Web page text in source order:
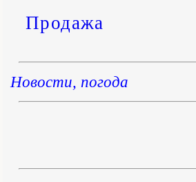
Продажа
Новости, погода